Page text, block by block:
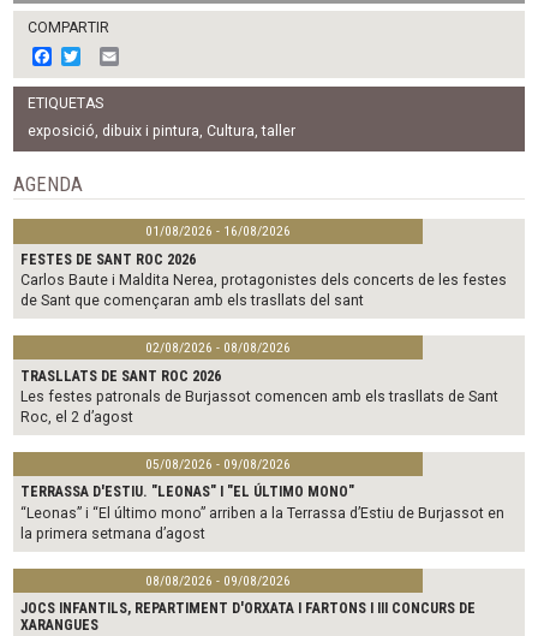
COMPARTIR
F
a
c
e
b
o
o
k
w
i
t
t
e
m
a
l
ETIQUETAS
exposició, dibuix i pintura, Cultura,taller
AGENDA
01/08/2026 - 16/08/2026
FESTES DE SANT ROC 2026
Carlos Baute i Maldita Nerea, protagonistes dels concerts de les festes
de Sant que començaran amb els trasllats del sant
02/08/2026 - 08/08/2026
TRASLLATS DE SANT ROC 2026
Les festes patronals de Burjassot comencen amb els trasllats de Sant
Roc, el 2 d’agost
05/08/2026 - 09/08/2026
TERRASSA D'ESTIU. "LEONAS" I "EL ÚLTIMO MONO"
“Leonas” i “El último mono” arriben a la Terrassa d’Estiu de Burjassot en
la primera setmana d’agost
08/08/2026 - 09/08/2026
JOCS INFANTILS, REPARTIMENT D'ORXATA I FARTONS I III CONCURS DE
XARANGUES